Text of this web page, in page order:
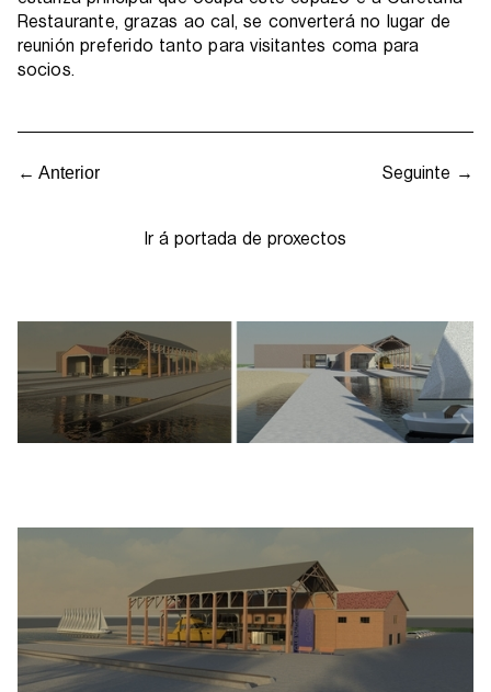
Restaurante, grazas ao cal, se converterá no lugar de
reunión preferido tanto para visitantes coma para
socios.
← Anterior Seguinte →
Ir á portada de proxectos